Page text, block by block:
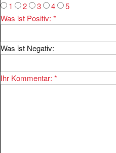
1
2 3 4
5
Was ist Positiv: *
Was ist Negativ:
Ihr Kommentar: *